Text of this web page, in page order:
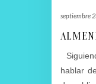
septiembre
hablar